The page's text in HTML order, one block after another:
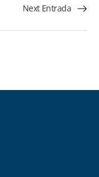
Next Entrada